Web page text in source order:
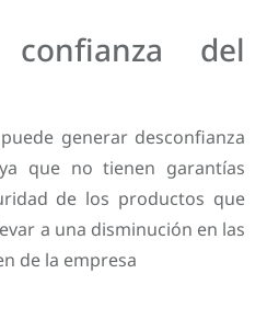
del
generar desconfianza
que no tienen garantías
de los productos que
a una disminución en las
de la empresa